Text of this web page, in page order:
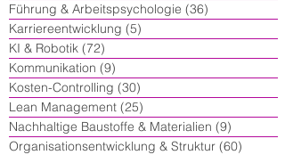
Führung & Arbeitspsychologie (36)
Karriereentwicklung (5)
KI & Robotik (72)
Kommunikation (9)
Kosten-Controlling (30)
Lean Management (25)
Nachhaltige Baustoffe & Materialien (9)
Organisationsentwicklung & Struktur (60)